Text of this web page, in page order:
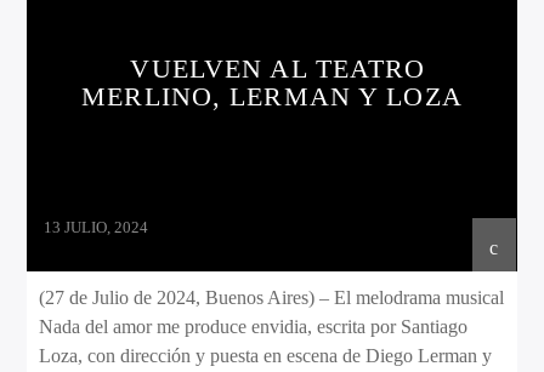
VUELVEN AL TEATRO
MERLINO, LERMAN Y LOZA
13 JULIO, 2024
(27 de Julio de 2024, Buenos Aires) – El melodrama musical
Nada del amor me produce envidia, escrita por Santiago
Loza, con dirección y puesta en escena de Diego Lerman y